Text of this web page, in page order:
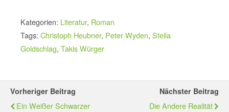
Kategorien: Literatur, Roman
Tags: Christoph Heubner, Peter Wyden, Stella
Goldschlag, Takis Würger
Vorheriger Beitrag
Ein Weißer Schwarzer
Nächster Beitrag
Die Andere Realität